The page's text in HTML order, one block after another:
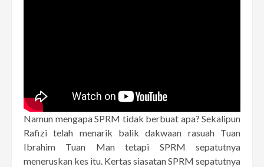
Namun mengapa SPRM tidak berbuat apa? Sekalipun
Rafizi telah menarik balik dakwaan rasuah Tuan
Ibrahim Tuan Man tetapi SPRM sepatutnya
meneruskan kes itu. Kertas siasatan SPRM sepatutnya